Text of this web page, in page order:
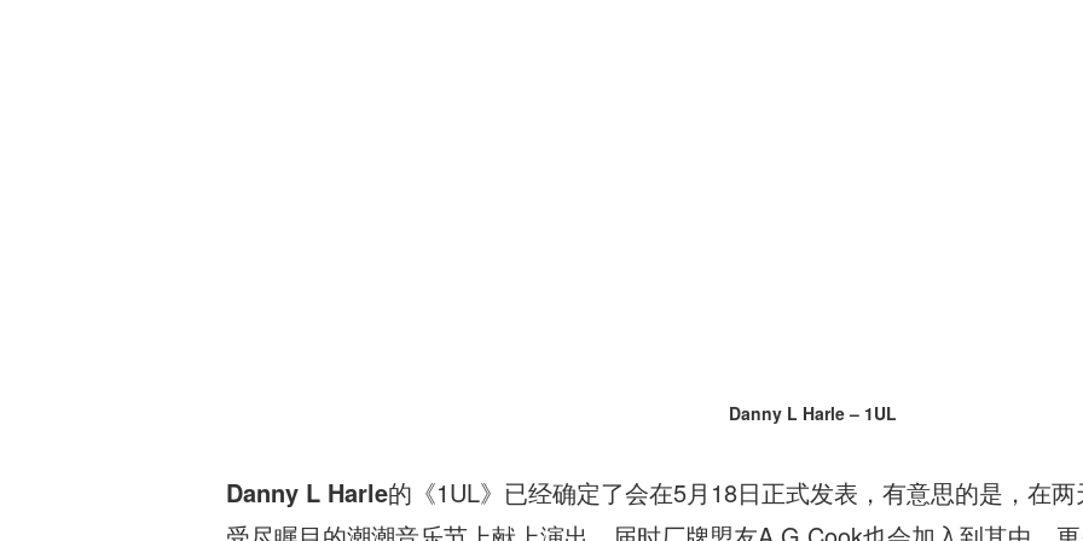
Danny L Harle – 1UL
Danny L Harle的《1UL》已经确定了会在5月18日正式发表，有意思的是，在